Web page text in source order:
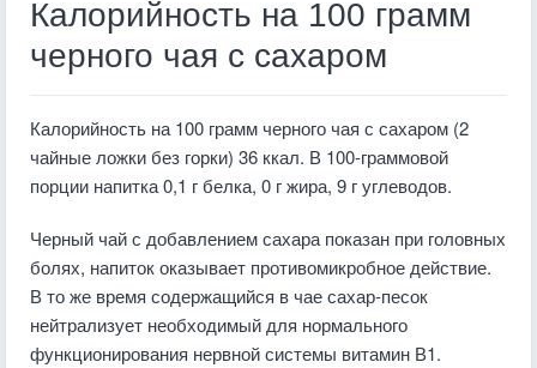
Калорийность на 100 грамм
черного чая с сахаром
Калорийность на 100 грамм черного чая с сахаром (2
чайные ложки без горки) 36 ккал. В 100-граммовой
порции напитка 0,1 г белка, 0 г жира, 9 г углеводов.
Черный чай с добавлением сахара показан при головных
болях, напиток оказывает противомикробное действие.
В то же время содержащийся в чае сахар-песок
нейтрализует необходимый для нормального
функционирования нервной системы витамин В1.